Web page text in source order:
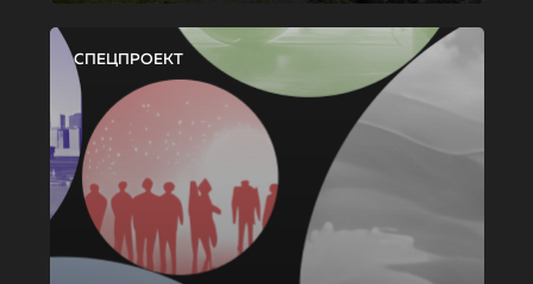
СПЕЦПРОЕКТ